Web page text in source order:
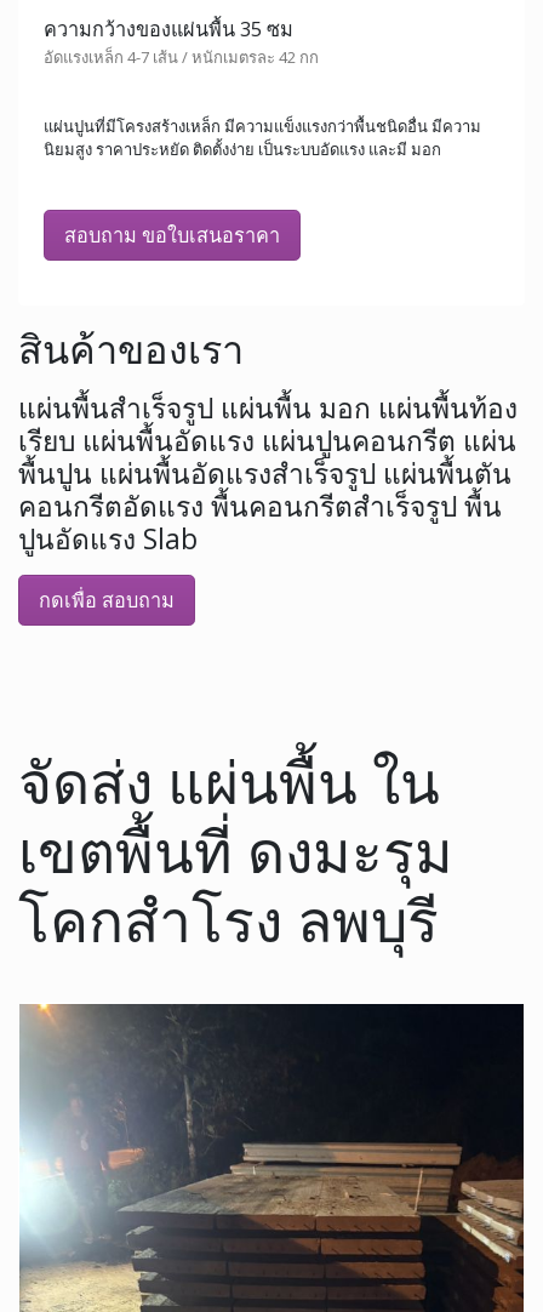
ความกว้างของแผ่นพื้น 35 ซม
อัดแรงเหล็ก 4-7 เส้น / หนักเมตรละ 42 กก
แผ่นปูนที่มีโครงสร้างเหล็ก มีความแข็งแรงกว่าพื้นชนิดอื่น มีความ
นิยมสูง ราคาประหยัด ติดตั้งง่าย เป็นระบบอัดแรง และมี มอก
สอบถาม ขอใบเสนอราคา
สินค้าของเรา
แผ่นพื้นสำเร็จรูป แผ่นพื้น มอก แผ่นพื้นท้อง
เรียบ แผ่นพื้นอัดแรง แผ่นปูนคอนกรีต แผ่น
พื้นปูน แผ่นพื้นอัดแรงสำเร็จรูป แผ่นพื้นตัน
คอนกรีตอัดแรง พื้นคอนกรีตสำเร็จรูป พื้น
ปูนอัดแรง Slab
กดเพื่อ สอบถาม
จัดส่ง แผ่นพื้น ใน
เขตพื้นที่ ดงมะรุม
โคกสำโรง ลพบุรี